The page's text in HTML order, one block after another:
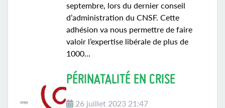
septembre, lors du dernier conseil
d’administration du CNSF. Cette
adhésion va nous permettre de faire
valoir l’expertise libérale de plus de
1000...
PÉRINATALITÉ EN CRISE
26 juillet 2023 21:47